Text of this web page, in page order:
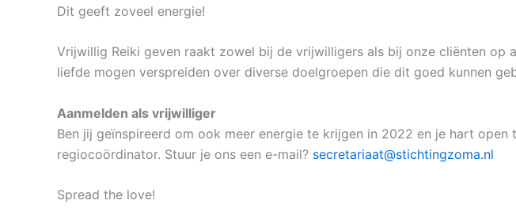
Dit geeft zoveel energie!
Vrijwillig Reiki geven raakt zowel bij de vrijwilligers als bij onze cliënten op
liefde mogen verspreiden over diverse doelgroepen die dit goed kunnen
Aanmelden als vrijwilliger
Ben jij geïnspireerd om ook meer energie te krijgen in 2022 en je hart
regiocoördinator. Stuur je ons een e-mail? secretariaat@stichtingzoma.nl
Spread the love!